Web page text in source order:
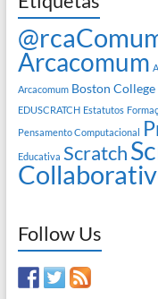
Arcacomum
Arcacomum Boston College
EDUSCRATCH Estatutos
Pensamento Computacional
Educativa Scratch
Follow Us